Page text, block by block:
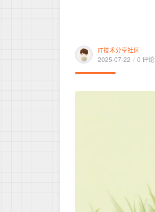
IT技术分享社区
2025-07-22 / 0 评论